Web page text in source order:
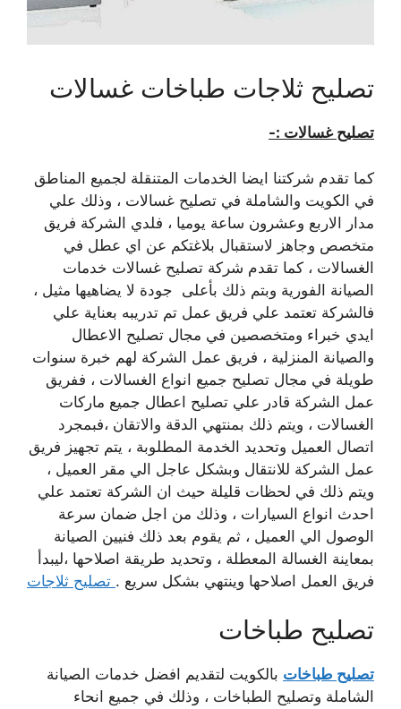
تصليح ثلاجات طباخات غسالات
تصليح غسالات :-
كما تقدم شركتنا ايضا الخدمات المتنقلة لجميع المناطق
في الكويت والشاملة في تصليح غسالات ، وذلك علي
مدار الاربع وعشرون ساعة يوميا ، فلدي الشركة فريق
متخصص وجاهز لاستقبال بلاغتكم عن اي عطل في
الغسالات ، كما تقدم شركة تصليح غسالات خدمات
الصيانة الفورية وبتم ذلك بأعلى جودة لا يضاهيها مثيل ،
فالشركة تعتمد علي فريق عمل تم تدريبه بعناية علي
ايدي خبراء ومتخصصين في مجال تصليح الاعطال
والصيانة المنزلية ، فريق عمل الشركة لهم خبرة سنوات
طويلة في مجال تصليح جميع انواع الغسالات ، ففريق
عمل الشركة قادر علي تصليح اعطال جميع ماركات
الغسالات ، ويتم ذلك بمنتهي الدقة والاتقان ،فبمجرد
اتصال العميل وتحديد الخدمة المطلوبة ، يتم تجهيز فريق
عمل الشركة للانتقال وبشكل عاجل الي مقر العميل ،
ويتم ذلك في لحظات قليلة حيث ان الشركة تعتمد علي
احدث انواع السيارات ، وذلك من اجل ضمان سرعة
الوصول الي العميل ، ثم يقوم بعد ذلك فنيين الصيانة
بمعاينة الغسالة المعطلة ، وتحديد طريقة اصلاحها ،ليبدأ
فريق العمل اصلاحها وينتهي بشكل سريع . تصليح ثلاجات
تصليح طباخات
تصليح طباخات بالكويت لتقديم افضل خدمات الصيانة
الشاملة وتصليح الطباخات ، وذلك في جميع انحاء